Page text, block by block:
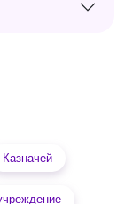
Казначей